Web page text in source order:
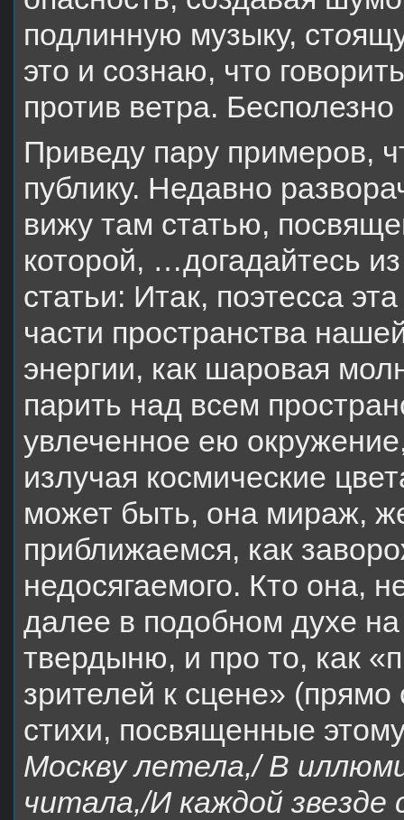
подлинную музыку, сто
это и сознаю, что
против ветра.
Приведу пару примеров,
публику. Недавно
вижу там статью,
которой, …догадайтесь
статьи: Итак, поэтесса
части пространства
энергии, как шаровая
парить над всем
увлеченное ею
излучая космические
может быть, она мираж,
приближаемся, как
недосягаемого. Кто она,
далее в подобном духе
твердыню, и про то, как
зрителей к сцене»
стихи, посвященные
Москву летела,/ В
читала,/И каждой звезде